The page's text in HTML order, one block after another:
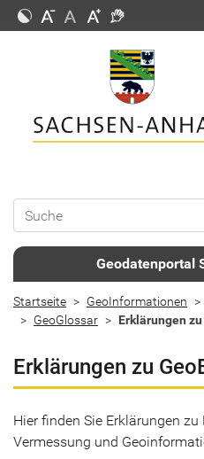
Geodatenportal
Startseite GeoInformationen
GeoGlossar
Erklärungen
Erklärungen zu
Hier finden Sie Erklärungen
Vermessung und